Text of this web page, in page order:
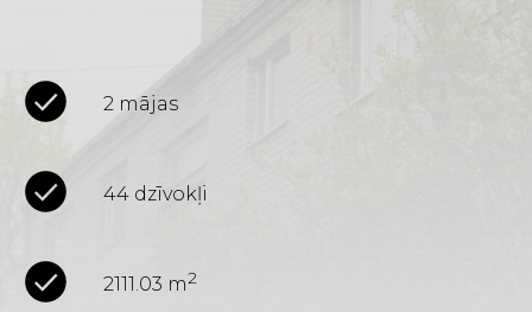
2 mājas
44 dzīvokļi
2111.03 m2